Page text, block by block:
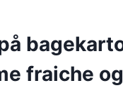
fraiche og